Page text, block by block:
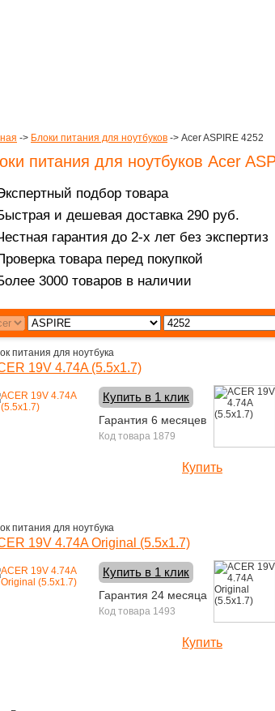
-> Блоки питания для ноутбуков -> Acer ASPIRE 4252
питания для ноутбуков Acer
подбор товара
и дешевая доставка 290 руб.
гарантия до 2-х лет без экспертиз
товара перед покупкой
3000 товаров в наличии
питания для ноутбука
19V 4.74A (5.5x1.7)
Купить в 1 клик
Гарантия 6 месяцев
Код товара 1879
Купить
питания для ноутбука
19V 4.74A Original (5.5x1.7)
Купить в 1 клик
Гарантия 24 месяца
Код товара 1493
Купить